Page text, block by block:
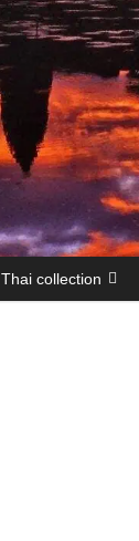
Thai collection